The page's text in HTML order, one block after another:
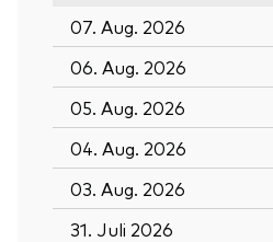
07. Aug. 2026
06. Aug. 2026
05. Aug. 2026
04. Aug. 2026
03. Aug. 2026
31. Juli 2026